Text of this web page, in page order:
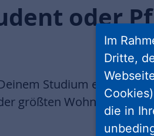
oder
Studium erste
größten
Im
Dritte,
die in